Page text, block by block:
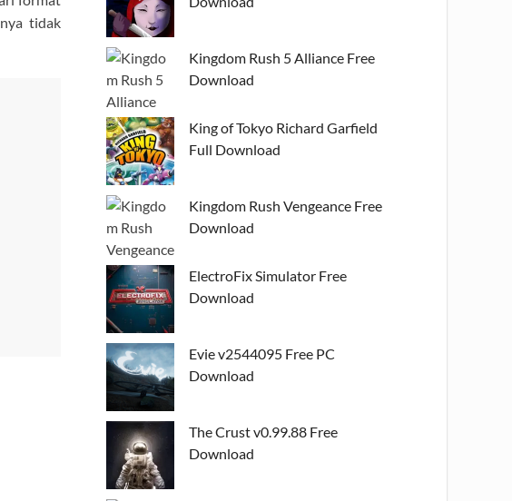
tidak
Kingdom Rush 5 Alliance Free
Download
King of Tokyo Richard Garfield
Full Download
Kingdom Rush Vengeance Free
Download
ElectroFix Simulator Free
Download
Evie v2544095 Free PC
Download
The Crust v0.99.88 Free
Download